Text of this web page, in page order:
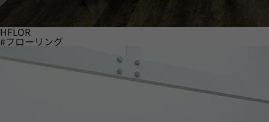
HFLOR
#フローリング